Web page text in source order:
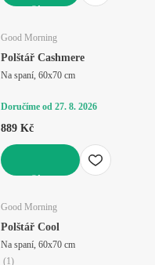
Good Morning
Polštář Cashmere
Na spaní, 60x70 cm
Doručíme od 27. 8. 2026
889 Kč
Good Morning
Polštář Cool
Na spaní, 60x70 cm
(1)